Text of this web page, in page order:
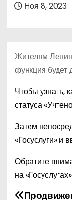
Ноя 8, 2023
Жителям
функция будет
Чтобы узнать,
статуса
Затем
«Госуслуги» и
Обратите
на